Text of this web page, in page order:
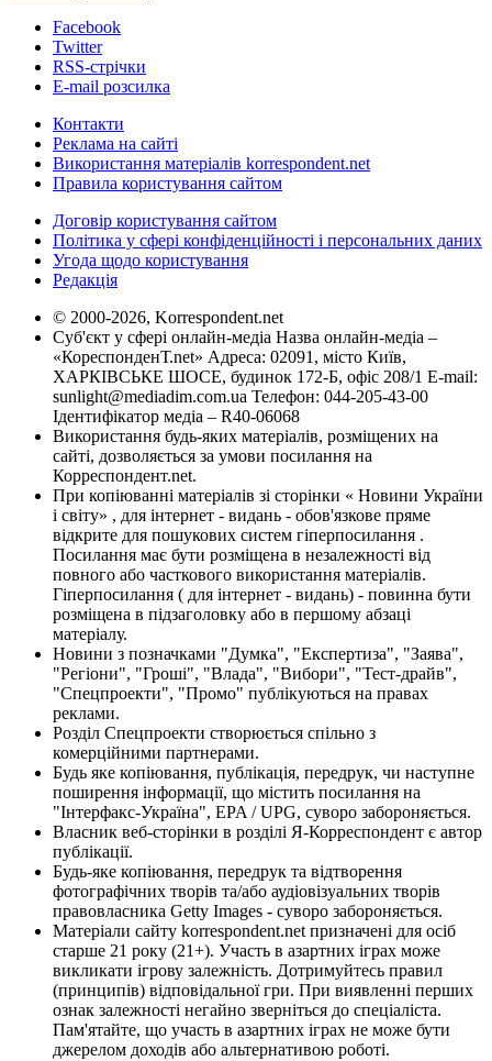
Facebook
Twitter
RSS-стрічки
E-mail розсилка
Контакти
Реклама на сайті
Використання матеріалів korrespondent.net
Правила користування сайтом
Договір користування сайтом
Політика у сфері конфіденційності і персональних даних
Угода щодо користування
Редакція
© 2000-2026, Korrespondent.net
Суб'єкт у сфері онлайн-медіа Назва онлайн-медіа –
«КореспонденТ.net» Адреса: 02091, місто Київ,
ХАРКІВСЬКЕ ШОСЕ, будинок 172-Б, офіс 208/1 E-mail:
sunlight@mediadim.com.ua Телефон: 044-205-43-00
Ідентифікатор медіа – R40-06068
Використання будь-яких матеріалів, розміщених на
сайті, дозволяється за умови посилання на
Корреспондент.net.
При копіюванні матеріалів зі сторінки « Новини України
і світу» , для інтернет - видань - обов'язкове пряме
відкрите для пошукових систем гіперпосилання .
Посилання має бути розміщена в незалежності від
повного або часткового використання матеріалів.
Гіперпосилання ( для інтернет - видань) - повинна бути
розміщена в підзаголовку або в першому абзаці
матеріалу.
Новини з позначками "Думка", "Експертиза", "Заява",
"Регіони", "Гроші", "Влада", "Вибори", "Тест-драйв",
"Спецпроекти", "Промо" публікуються на правах
реклами.
Розділ Спецпроекти створюється спільно з
комерційними партнерами.
Будь яке копіювання, публікація, передрук, чи наступне
поширення інформації, що містить посилання на
"Інтерфакс-Україна", EPA / UPG, суворо забороняється.
Власник веб-сторінки в розділі Я-Корреспондент є автор
публікації.
Будь-яке копіювання, передрук та відтворення
фотографічних творів та/або аудіовізуальних творів
правовласника Getty Images - суворо забороняється.
Матеріали сайту korrespondent.net призначені для осіб
старше 21 року (21+). Участь в азартних іграх може
викликати ігрову залежність. Дотримуйтесь правил
(принципів) відповідальної гри. При виявленні перших
ознак залежності негайно зверніться до спеціаліста.
Пам'ятайте, що участь в азартних іграх не може бути
джерелом доходів або альтернативою роботі.